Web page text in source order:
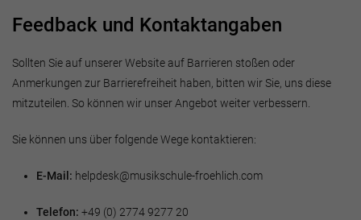
Feedback und Kontaktangaben
Sollten Sie auf unserer Website auf Barrieren stoßen oder
Anmerkungen zur Barrierefreiheit haben, bitten wir Sie, uns diese
mitzuteilen. So können wir unser Angebot weiter verbessern.
Sie können uns über folgende Wege kontaktieren:
E-Mail: helpdesk@musikschule-froehlich.com
Telefon: +49 (0) 2774 9277 20